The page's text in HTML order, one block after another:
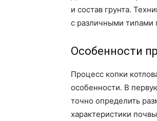
и состав грунта.
с различными типами
Особенности
Процесс копки
особенности. В
точно определить
характеристики